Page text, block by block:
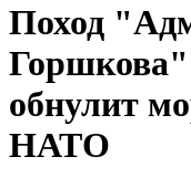
Поход
обнулит
НАТО